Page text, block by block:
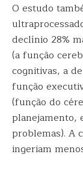
O estudo
declínio 28%
(a função
cognitivas, a
função
(função do
planejamento,
problemas). A
ingeriam